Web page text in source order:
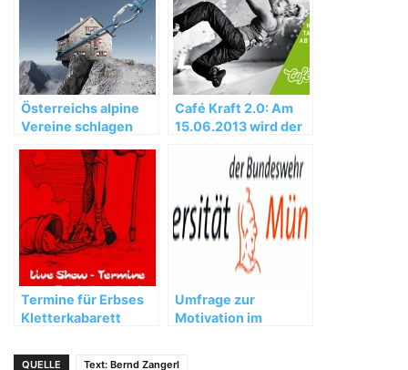
Österreichs alpine
Vereine schlagen
und Bergwege am
Rande des Abgrunds
Café Kraft 2.0: Am
15.06.2013 wird der
Termine für Erbses
Kletterkabarett
Umfrage zur
Motivation im
QUELLE Text: Bernd Zangerl